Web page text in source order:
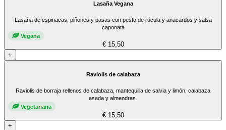
Lasaña Vegana
Lasaña de espinacas, piñones y pasas con pesto de rúcula y anacardos y salsa
caponata
Vegana
€ 15,50
+
Raviolis de calabaza
Raviolis de borraja rellenos de calabaza, mantequilla de salvia y limón, calabaza
asada y almendras.
Vegetariana
€ 15,50
+